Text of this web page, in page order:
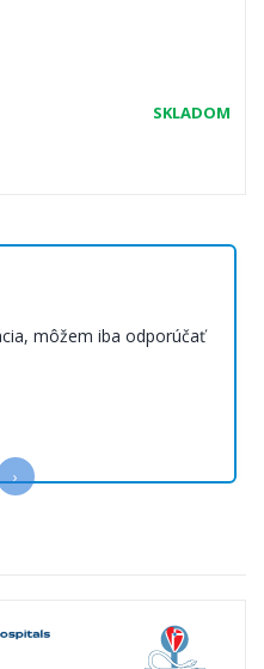
SKLADOM
môžem iba odporúčať
›